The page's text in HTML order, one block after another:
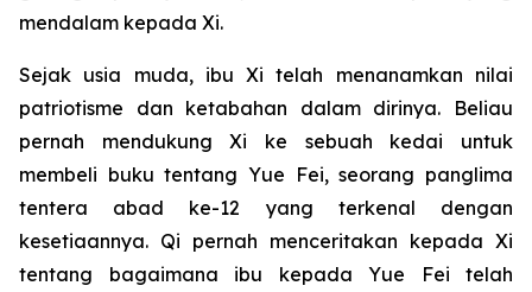
mendalam kepada Xi.
Sejak usia muda, ibu Xi telah menanamkan nilai
patriotisme dan ketabahan dalam dirinya. Beliau
pernah mendukung Xi ke sebuah kedai untuk
membeli buku tentang Yue Fei, seorang panglima
tentera abad ke-12 yang terkenal dengan
kesetiaannya. Qi pernah menceritakan kepada Xi
tentang bagaimana ibu kepada Yue Fei telah